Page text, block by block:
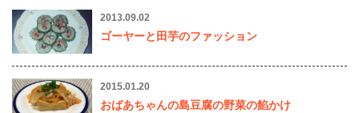
2013.09.02
ゴーヤーと田芋のファッション
2015.01.20
おばあちゃんの島豆腐の野菜の餡かけ